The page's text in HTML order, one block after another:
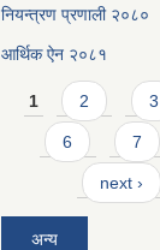
नियन्त्रण प्रणाली २०८०
आर्थिक ऐन २०८१
Pages
1 2 3
6 7
next ›
अन्य